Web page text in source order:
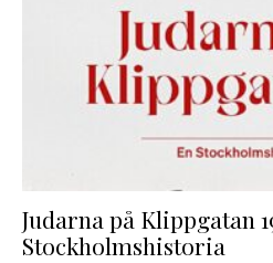
Judarna på Klippgatan
Stockholmshistoria